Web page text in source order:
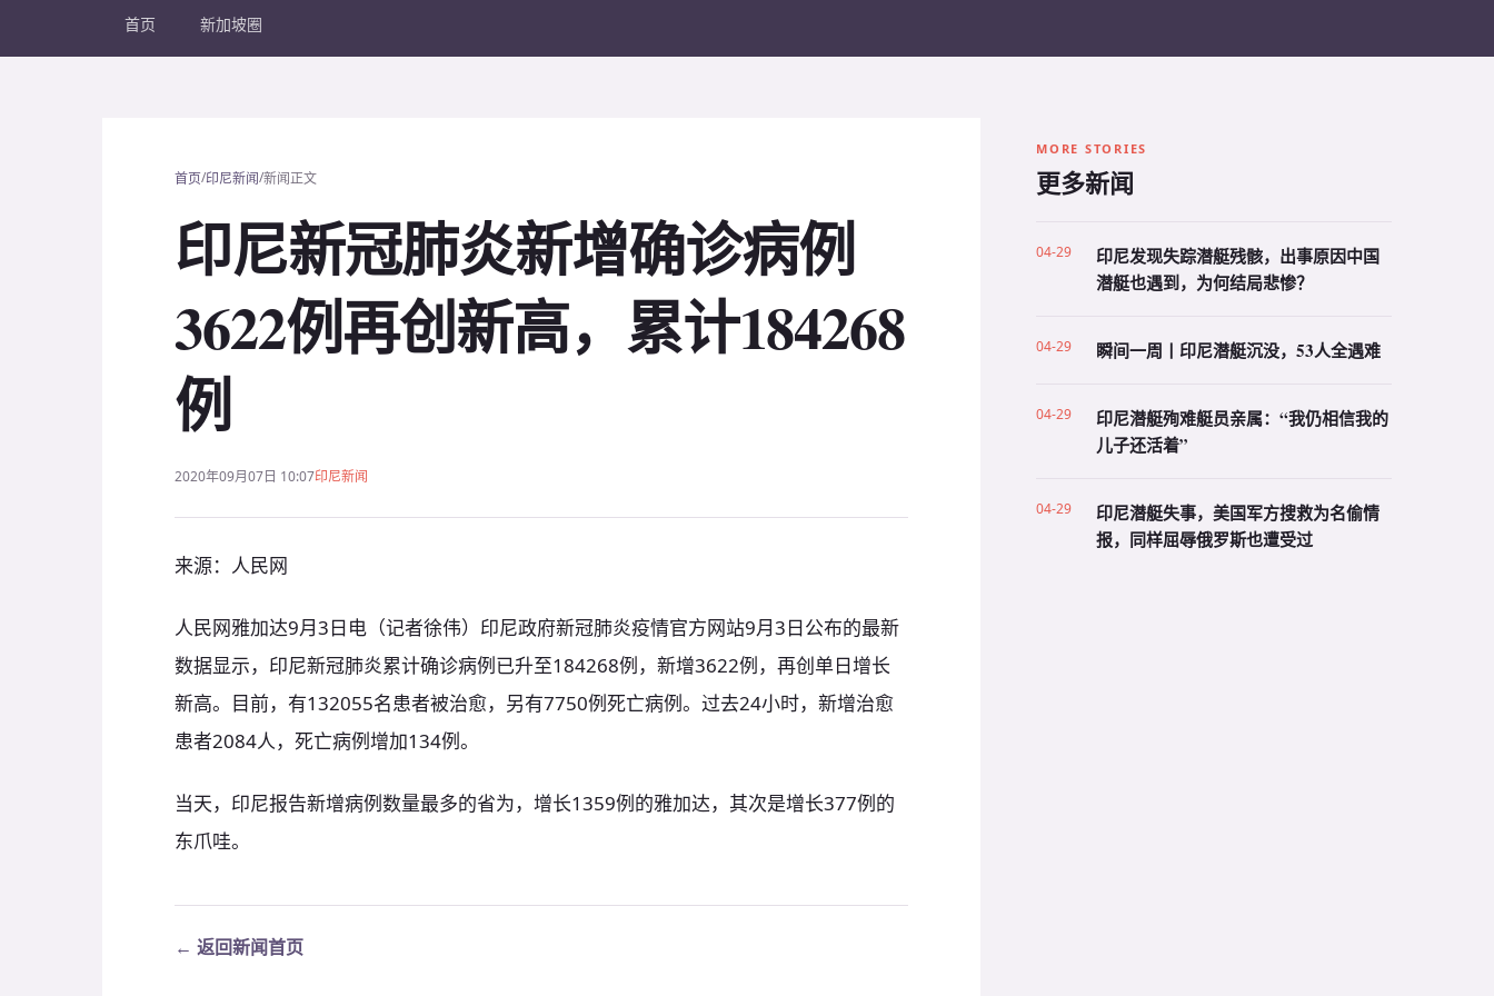
首页 新加坡圈
首页/印尼新闻/新闻正文
印尼新冠肺炎新增确诊病例
3622例再创新高，累计184268
例
2020年09月07日 10:07印尼新闻
来源：人民网
人民网雅加达9月3日电（记者徐伟）印尼政府新冠肺炎疫情官方网站9月3日公布的最新
数据显示，印尼新冠肺炎累计确诊病例已升至184268例，新增3622例，再创单日增长
新高。目前，有132055名患者被治愈，另有7750例死亡病例。过去24小时，新增治愈
患者2084人，死亡病例增加134例。
当天，印尼报告新增病例数量最多的省为，增长1359例的雅加达，其次是增长377例的
东爪哇。
← 返回新闻首页
MORE STORIES
更多新闻
04-29
印尼发现失踪潜艇残骸，出事原因中国
潜艇也遇到，为何结局悲惨？
04-29 瞬间一周丨印尼潜艇沉没，53人全遇难
04-29
印尼潜艇殉难艇员亲属：“我仍相信我的
儿子还活着”
04-29
印尼潜艇失事，美国军方搜救为名偷情
报，同样屈辱俄罗斯也遭受过